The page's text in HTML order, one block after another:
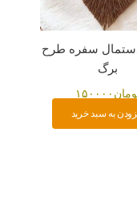
سفره طرح
برگ
۱۵۰۰۰۰
به سبد خرید